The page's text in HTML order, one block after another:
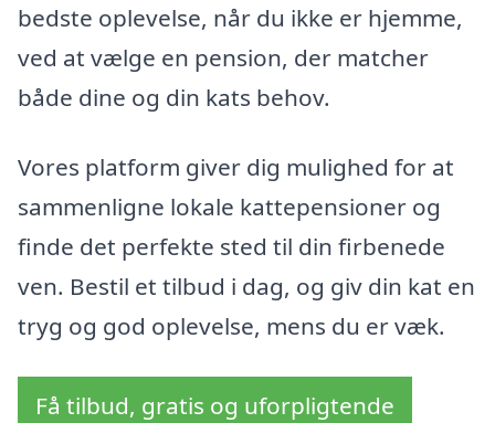
bedste oplevelse, når du ikke er hjemme,
ved at vælge en pension, der matcher
både dine og din kats behov.
Vores platform giver dig mulighed for at
sammenligne lokale kattepensioner og
finde det perfekte sted til din firbenede
ven. Bestil et tilbud i dag, og giv din kat en
tryg og god oplevelse, mens du er væk.
Få tilbud, gratis og uforpligtende